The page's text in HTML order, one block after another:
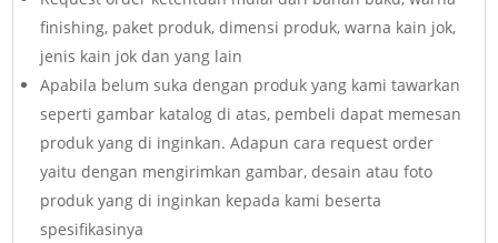
finishing, paket produk, dimensi produk, warna kain jok,
jenis kain jok dan yang lain
Apabila belum suka dengan produk yang kami tawarkan
seperti gambar katalog di atas, pembeli dapat memesan
produk yang di inginkan. Adapun cara request order
yaitu dengan mengirimkan gambar, desain atau foto
produk yang di inginkan kepada kami beserta
spesifikasinya